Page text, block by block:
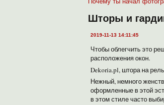
Шторы и
2019-11-13 14:11:45
Чтобы облегчить это
расположения окон.
Dekoria.pl, штора на
Нежный, немного
оформленные в этой
в этом стиле часто